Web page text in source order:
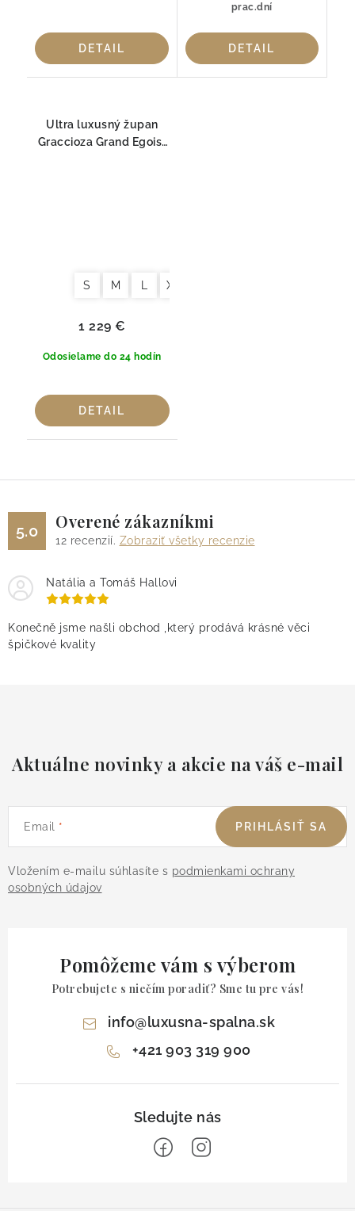
DETAIL
prac.dní
DETAIL
Ultra luxusný župan
Graccioza Grand Egoist
S M L XL
Odosielame do 24 hodín
1 229 €
DETAIL
5.0 Overené zákazníkmi
12 recenzií. Zobraziť všetky recenzie
Natália a Tomáš Hallovi
Konečně jsme našli obchod ,který prodává krásné věci
špičkové kvality
Aktuálne novinky a akcie na váš e-mail
Email
Vložením e-mailu súhlasíte s podmienkami ochrany
osobných údajov
PRIHLÁSIŤ SA
Pomôžeme vám s výberom
Potrebujete s niečím poradiť? Sme tu pre vás!
info@luxusna-spalna.sk
+421 903 319 900